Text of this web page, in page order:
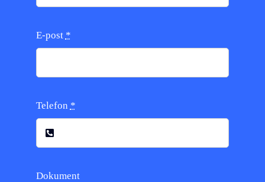
E-post *
Telefon *
Dokument